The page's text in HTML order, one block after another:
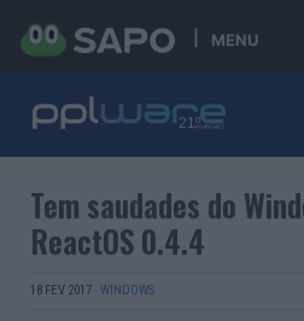
MENU
Tem saudades do
ReactOS 0.4.4
18 FEV 2017 · WINDOWS